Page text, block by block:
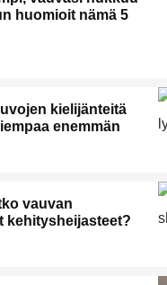
huomioit nämä 5
kielijänteitä
enemmän
vauvan
kehitysheijasteet?